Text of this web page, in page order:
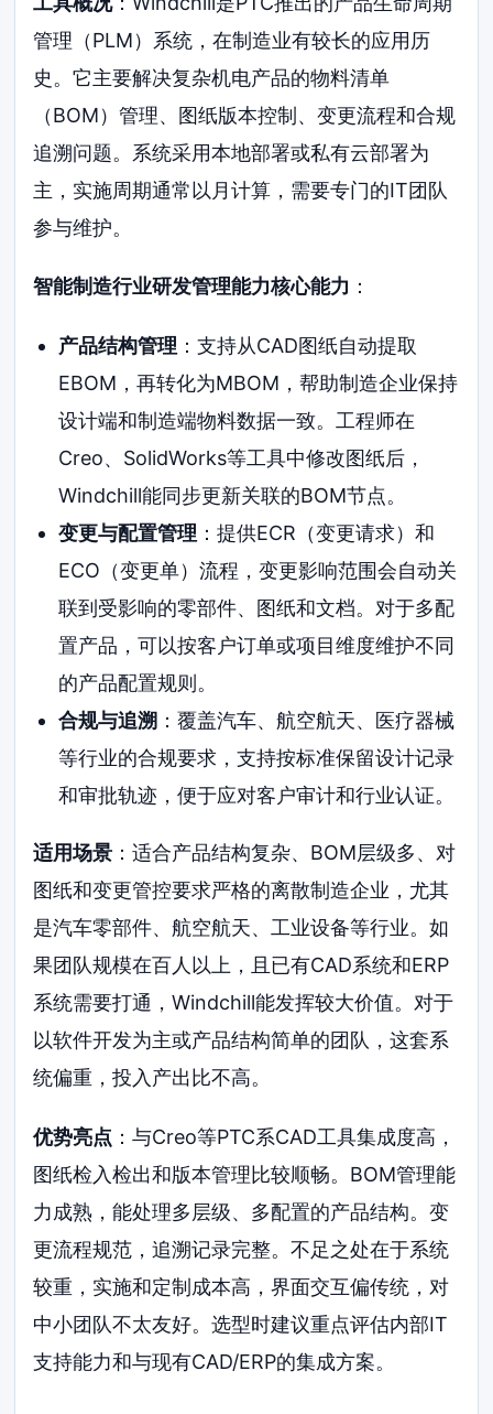
管理（PLM）系统，在制造业有较长的应用历
史。它主要解决复杂机电产品的物料清单
（BOM）管理、图纸版本控制、变更流程和合规
追溯问题。系统采用本地部署或私有云部署为
主，实施周期通常以月计算，需要专门的IT团队
参与维护。
智能制造行业研发管理能力核心能力 ：
产品结构管理 ：支持从CAD图纸自动提取
EBOM，再转化为MBOM，帮助制造企业保持
设计端和制造端物料数据一致。工程师在
Creo、SolidWorks等工具中修改图纸后，
Windchill能同步更新关联的BOM节点。
变更与配置管理 ：提供ECR（变更请求）和
ECO（变更单）流程，变更影响范围会自动关
联到受影响的零部件、图纸和文档。对于多配
置产品，可以按客户订单或项目维度维护不同
的产品配置规则。
合规与追溯 ：覆盖汽车、航空航天、医疗器械
等行业的合规要求，支持按标准保留设计记录
和审批轨迹，便于应对客户审计和行业认证。
适用场景 ：适合产品结构复杂、BOM层级多、对
图纸和变更管控要求严格的离散制造企业，尤其
是汽车零部件、航空航天、工业设备等行业。如
果团队规模在百人以上，且已有CAD系统和ERP
系统需要打通，Windchill能发挥较大价值。对于
以软件开发为主或产品结构简单的团队，这套系
统偏重，投入产出比不高。
优势亮点 ：与Creo等PTC系CAD工具集成度高，
图纸检入检出和版本管理比较顺畅。BOM管理能
力成熟，能处理多层级、多配置的产品结构。变
更流程规范，追溯记录完整。不足之处在于系统
较重，实施和定制成本高，界面交互偏传统，对
中小团队不太友好。选型时建议重点评估内部IT
支持能力和与现有CAD/ERP的集成方案。